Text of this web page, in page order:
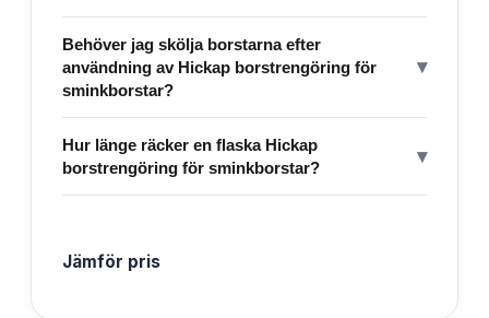
Behöver jag skölja borstarna efter
användning av Hickap borstrengöring för
sminkborstar?
▾
Hur länge räcker en flaska Hickap
borstrengöring för sminkborstar?
▾
Jämför pris